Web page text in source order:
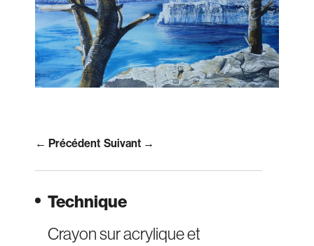
Technique
Crayon sur acrylique et
← Précédent Suivant →